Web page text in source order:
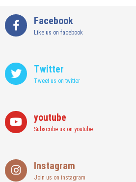
Facebook
Like us on facebook
Twitter
Tweet us on twitter
youtube
Subscribe us on youtube
Instagram
Join us on instagram